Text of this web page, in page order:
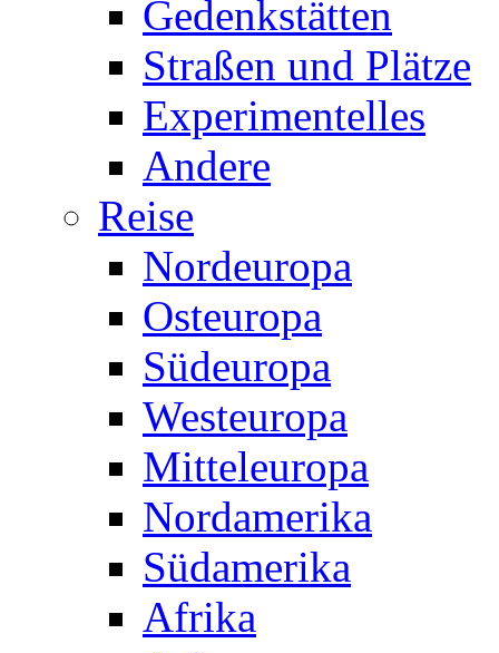
Gedenkstätten
Straßen und Plätze
Experimentelles
Andere
Reise
Nordeuropa
Osteuropa
Südeuropa
Westeuropa
Mitteleuropa
Nordamerika
Südamerika
Afrika